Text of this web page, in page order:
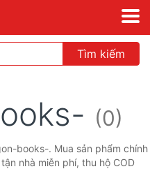
Tìm kiếm
(0)
books-. Mua sản phẩm chính
nhà miễn phí, thu hộ COD